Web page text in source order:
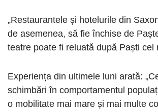
„Restaurantele și hotelurile din
de asemenea, să fie închise de
teatre poate fi reluată după Paști cel
Experiența din ultimele luni arată:
schimbări în comportamentul
o mobilitate mai mare și mai multe